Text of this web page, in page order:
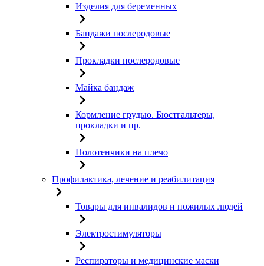
Изделия для беременных
Бандажи послеродовые
Прокладки послеродовые
Майка бандаж
Кормление грудью. Бюстгальтеры,
прокладки и пр.
Полотенчики на плечо
Профилактика, лечение и реабилитация
Товары для инвалидов и пожилых людей
Электростимуляторы
Респираторы и медицинские маски